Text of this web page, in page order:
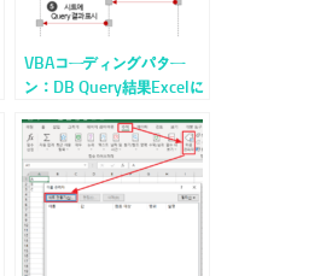
VBAコーディングパター
ン：DB Query結果Excelに